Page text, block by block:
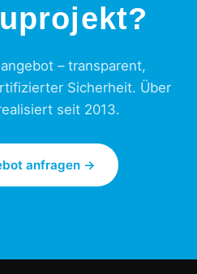
– transparent,
Sicherheit. Über
seit 2013.
anfragen →